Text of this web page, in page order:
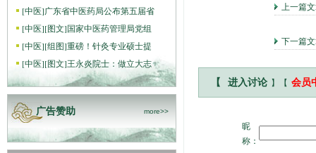
[中医]广东省中医药局公布第五届省
[中医][图文]国家中医药管理局党组
[中医][组图]重磅！针灸专业硕士提
[中医][图文]王永炎院士：做立大志
广告赞助 more>>
上一篇
下一篇
【 进入讨论 】【 会员
昵
称：